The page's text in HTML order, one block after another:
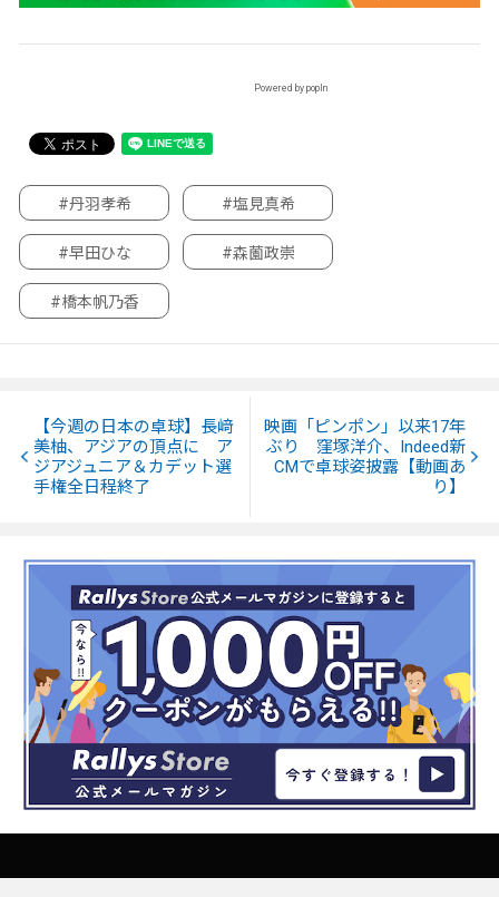
Powered by popIn
#丹羽孝希 #塩見真希
#早田ひな #森薗政崇
#橋本帆乃香
【今週の日本の卓球】長﨑
美柚、アジアの頂点に ア
ジアジュニア＆カデット選
手権全日程終了
映画「ピンポン」以来17年
ぶり 窪塚洋介、Indeed新
CMで卓球姿披露【動画あ
り】